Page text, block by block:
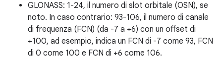
GLONASS: 1-24, il numero di slot orbitale (OSN), se
noto. In caso contrario: 93-106, il numero di canale
di frequenza (FCN) (da -7 a +6) con un offset di
+100, ad esempio, indica un FCN di -7 come 93, FCN
di 0 come 100 e FCN di +6 come 106.